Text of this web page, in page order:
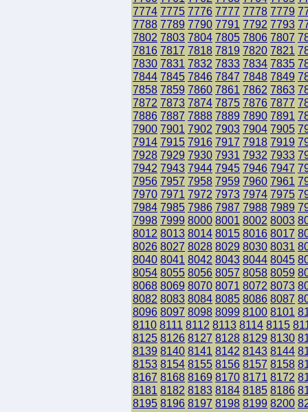
7774 7775 7776 7777 7778 7779
7788 7789 7790 7791 7792 7793
7802 7803 7804 7805 7806 7807
7816 7817 7818 7819 7820 7821
7830 7831 7832 7833 7834 7835
7844 7845 7846 7847 7848 7849
7858 7859 7860 7861 7862 7863
7872 7873 7874 7875 7876 7877
7886 7887 7888 7889 7890 7891
7900 7901 7902 7903 7904 7905
7914 7915 7916 7917 7918 7919
7928 7929 7930 7931 7932 7933
7942 7943 7944 7945 7946 7947
7956 7957 7958 7959 7960 7961
7970 7971 7972 7973 7974 7975
7984 7985 7986 7987 7988 7989
7998 7999 8000 8001 8002 8003
8012 8013 8014 8015 8016 8017
8026 8027 8028 8029 8030 8031
8040 8041 8042 8043 8044 8045
8054 8055 8056 8057 8058 8059
8068 8069 8070 8071 8072 8073
8082 8083 8084 8085 8086 8087
8096 8097 8098 8099 8100 8101
8110 8111 8112 8113 8114 8115
8125 8126 8127 8128 8129 8130
8139 8140 8141 8142 8143 8144
8153 8154 8155 8156 8157 8158
8167 8168 8169 8170 8171 8172
8181 8182 8183 8184 8185 8186
8195 8196 8197 8198 8199 8200